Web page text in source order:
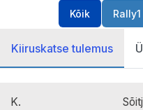
Kõik Rally1
Kiiruskatse tulemus
K.